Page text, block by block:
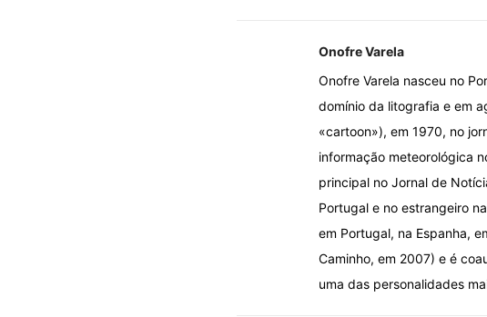
Onofre Varela
Onofre Varela nasceu no
domínio da litografia e em
«cartoon»), em 1970, no
informação meteorológica
principal no Jornal de
Portugal e no estrangeiro
em Portugal, na Espanha,
Caminho, em 2007) e é
uma das personalidades